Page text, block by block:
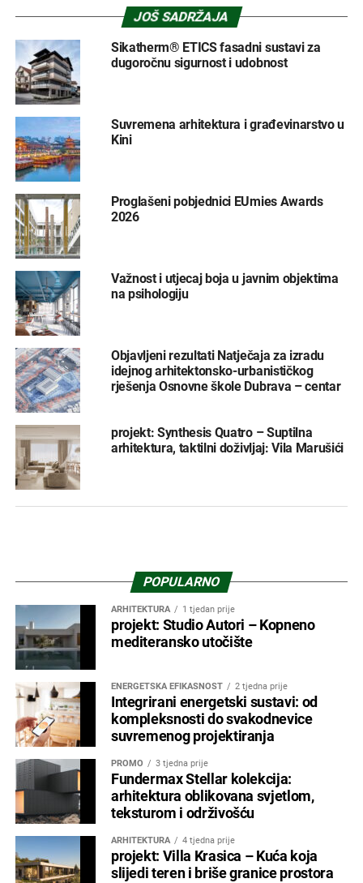
JOŠ SADRŽAJA
Sikatherm® ETICS fasadni sustavi za
dugoročnu sigurnost i udobnost
Suvremena arhitektura i građevinarstvo u
Kini
Proglašeni pobjednici EUmies Awards
2026
Važnost i utjecaj boja u javnim objektima
na psihologiju
Objavljeni rezultati Natječaja za izradu
idejnog arhitektonsko-urbanističkog
rješenja Osnovne škole Dubrava – centar
projekt: Synthesis Quatro – Suptilna
arhitektura, taktilni doživljaj: Vila Marušići
POPULARNO
ARHITEKTURA 1 tjedan prije
projekt: Studio Autori – Kopneno
mediteransko utočište
ENERGETSKA EFIKASNOST 2 tjedna prije
Integrirani energetski sustavi: od
kompleksnosti do svakodnevice
suvremenog projektiranja
PROMO 3 tjedna prije
Fundermax Stellar kolekcija:
arhitektura oblikovana svjetlom,
teksturom i održivošću
ARHITEKTURA 4 tjedna prije
projekt: Villa Krasica – Kuća koja
slijedi teren i briše granice prostora